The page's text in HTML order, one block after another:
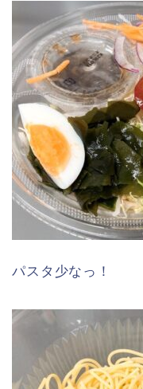
パスタ少なっ！